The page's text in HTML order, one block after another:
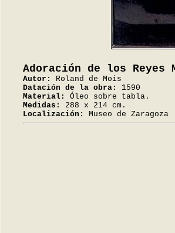
Adoración de los Reyes
Autor:
Roland de Mois
Datación de la obra:
1590
Material:
Óleo sobre tabla.
Medidas:
288 x 214 cm.
Localización:
Museo de Zaragoza